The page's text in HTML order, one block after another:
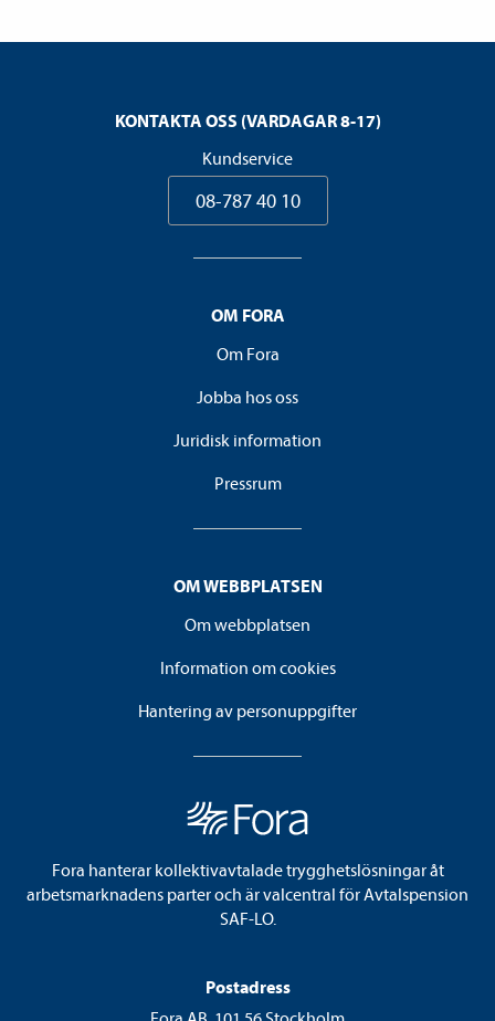
KONTAKTA OSS (VARDAGAR 8-17)
Kundservice
08-787 40 10
OM FORA
Om Fora
Jobba hos oss
Juridisk information
Pressrum
OM WEBBPLATSEN
Om webbplatsen
Information om cookies
Hantering av personuppgifter
Fora hanterar kollektivavtalade trygghetslösningar åt
arbetsmarknadens parter och är valcentral för Avtalspension
SAF-LO.
Postadress